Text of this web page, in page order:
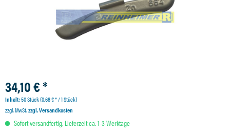
34,10 € *
Inhalt:50 Stück (0,68 € * / 1 Stück)
zzgl. MwSt.zzgl. Versandkosten
Sofort versandfertig, Lieferzeit ca. 1-3 Werktage